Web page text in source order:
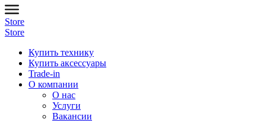
Store
Store
Купить технику
Купить аксессуары
Trade-in
О компании
О нас
Услуги
Вакансии